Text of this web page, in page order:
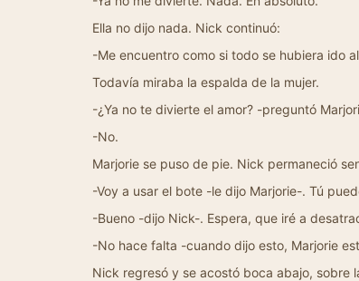
Ella no dijo nada. Nick continuó:
-Me encuentro como si todo se hubiera ido
Todavía miraba la espalda de la mujer.
-¿Ya no te divierte el amor? -preguntó
-No.
Marjorie se puso de pie. Nick permaneció
-Voy a usar el bote -le dijo Marjorie-. Tú
-Bueno -dijo Nick-. Espera, que iré a
-No hace falta -cuando dijo esto, Marjorie
Nick regresó y se acostó boca abajo, sobre